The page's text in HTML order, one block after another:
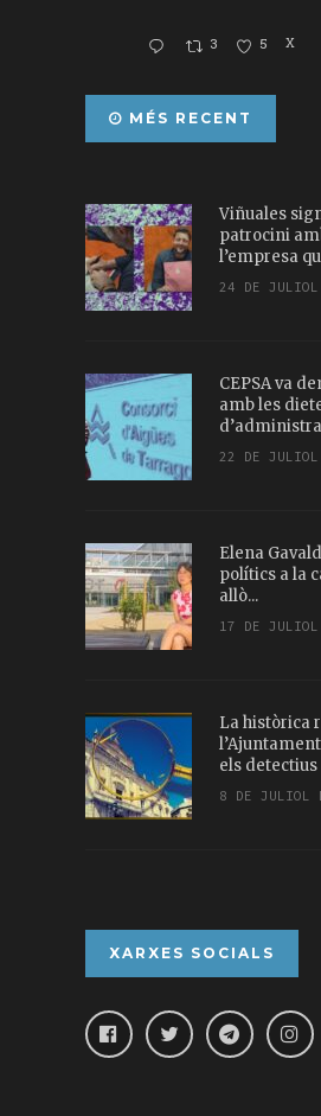
3 5 X
MÉS RECENT
Viñuales
patrocini
l’empresa
24 DE
CEPSA va
amb les
22 DE
Elena
polítics a la
allò...
17 DE
La històrica
els detectius
8 DE JULIOL
XARXES SOCIALS